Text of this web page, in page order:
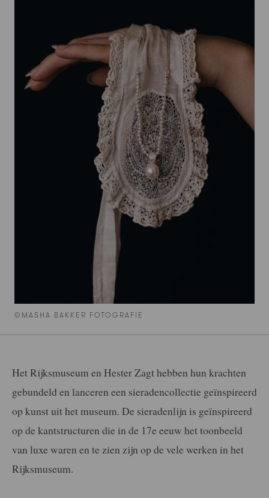
©MASHA BAKKER FOTOGRAFIE
Het Rijksmuseum en Hester Zagt hebben hun krachten
gebundeld en lanceren een sieradencollectie geïnspireerd
op kunst uit het museum. De sieradenlijn is geïnspireerd
op de kantstructuren die in de 17e eeuw het toonbeeld
van luxe waren en te zien zijn op de vele werken in het
Rijksmuseum.